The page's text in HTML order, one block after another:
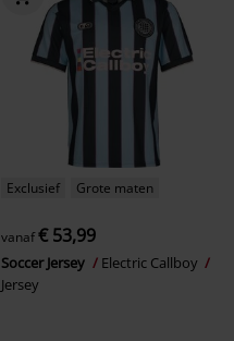
Exclusief Grote maten
vanaf€ 53,99
Soccer Jersey
Electric Callboy
Jersey